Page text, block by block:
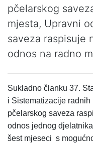
pčelarskog
mjesta, Upravni
saveza raspisuje
odnos na radno
Sukladno članku 37.
i Sistematizacije
pčelarskog saveza
odnos jednog
šest mjeseci s